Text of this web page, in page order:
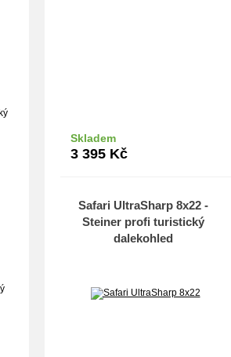
Skladem
3 395 Kč
Safari UltraSharp 8x22 -
Steiner profi turistický
dalekohled